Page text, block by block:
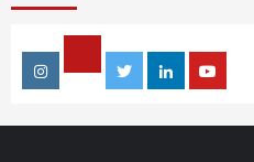
Instagram
Facebook
TwitterLinkedin